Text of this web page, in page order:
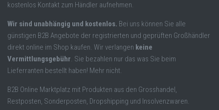
kostenlos Kontakt zum Händler aufnehmen.
Wir sind unabhängig und kostenlos. Bei uns können Sie alle
günstigen B2B Angebote der registrierten und geprüften Großhändler
direkt online im Shop kaufen. Wir verlangen keine
Vermittlungsgebühr. Sie bezahlen nur das was Sie beim
Lieferranten bestellt haben! Mehr nicht.
B2B Online Marktplatz mit Produkten aus den Grosshandel,
Restposten, Sonderposten, Dropshipping und Insolvenzwaren.